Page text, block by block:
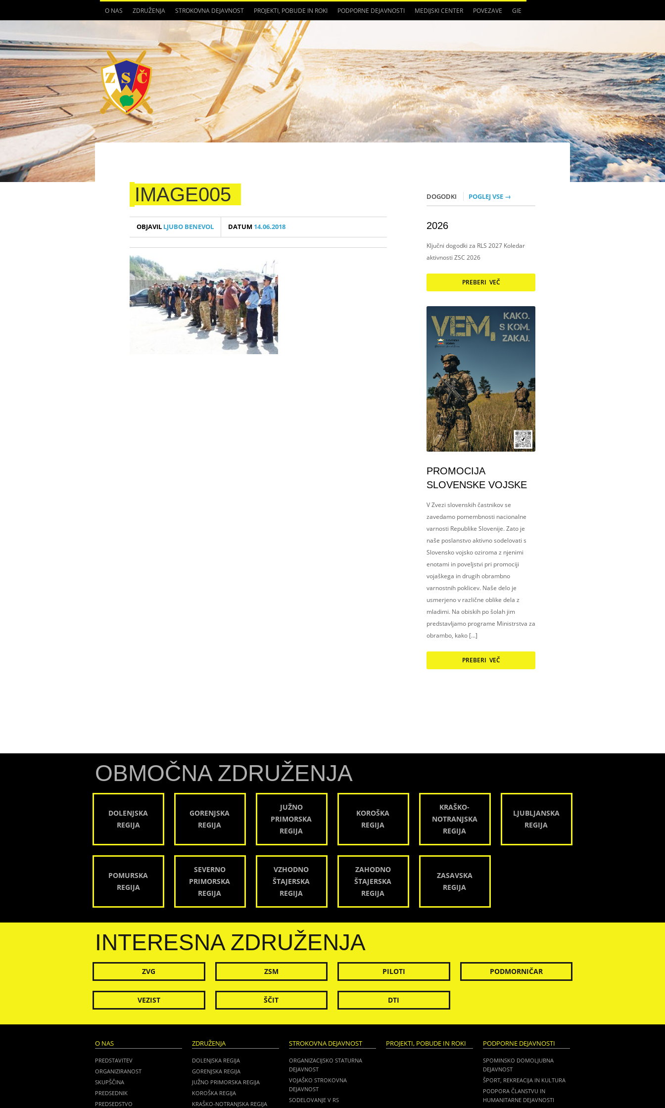
O NAS ZDRUŽENJA STROKOVNA DEJAVNOST PROJEKTI, POBUDE IN ROKI PODPORNE DEJAVNOSTI MEDIJSKI CENTER POVEZAVE GIE
IMAGE005
OBJAVIL LJUBO BENEVOL DATUM 14.06.2018
DOGODKI POGLEJ VSE →
2026
Ključni dogodki za RLS 2027 Koledar
aktivnosti ZSC 2026
PREBERI VEČ
PROMOCIJA
SLOVENSKE VOJSKE
V Zvezi slovenskih častnikov se
zavedamo pomembnosti nacionalne
varnosti Republike Slovenije. Zato je
naše poslanstvo aktivno sodelovati s
Slovensko vojsko oziroma z njenimi
enotami in poveljstvi pri promociji
vojaškega in drugih obrambno
varnostnih poklicev. Naše delo je
usmerjeno v različne oblike dela z
mladimi. Na obiskih po šolah jim
predstavljamo programe Ministrstva za
obrambo, kako […]
PREBERI VEČ
OBMOČNA ZDRUŽENJA
DOLENJSKA
REGIJA
GORENJSKA
REGIJA
JUŽNO
PRIMORSKA
REGIJA
KOROŠKA
REGIJA
KRAŠKO-
NOTRANJSKA
REGIJA
LJUBLJANSKA
REGIJA
POMURSKA
REGIJA
SEVERNO
PRIMORSKA
REGIJA
VZHODNO
ŠTAJERSKA
REGIJA
ZAHODNO
ŠTAJERSKA
REGIJA
ZASAVSKA
REGIJA
INTERESNA ZDRUŽENJA
ZVG ZSM PILOTI PODMORNIČAR
VEZIST ŠČIT DTI
O NAS
PREDSTAVITEV
ORGANIZIRANOST
SKUPŠČINA
PREDSEDNIK
PREDSEDSTVO
ZDRUŽENJA
DOLENJSKA REGIJA
GORENJSKA REGIJA
JUŽNO PRIMORSKA REGIJA
KOROŠKA REGIJA
KRAŠKO-NOTRANJSKA REGIJA
STROKOVNA DEJAVNOST
ORGANIZACIJSKO STATURNA
DEJAVNOST
VOJAŠKO STROKOVNA
DEJAVNOST
SODELOVANJE V RS
PROJEKTI, POBUDE IN ROKI PODPORNE DEJAVNOSTI
SPOMINSKO DOMOLJUBNA
DEJAVNOST
ŠPORT, REKREACIJA IN KULTURA
PODPORA ČLANSTVU IN
HUMANITARNE DEJAVNOSTI